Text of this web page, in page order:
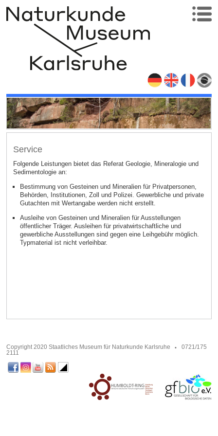
Service
Folgende Leistungen bietet das Referat Geologie, Mineralogie und
Sedimentologie an:
Bestimmung von Gesteinen und Mineralien für Privatpersonen,
Behörden, Institutionen, Zoll und Polizei. Gewerbliche und private
Gutachten mit Wertangabe werden nicht erstellt.
Ausleihe von Gesteinen und Mineralien für Ausstellungen
öffentlicher Träger. Ausleihen für privatwirtschaftliche und
gewerbliche Ausstellungen sind gegen eine Leihgebühr möglich.
Typmaterial ist nicht verleihbar.
Copyright 2020 Staatliches Museum für Naturkunde Karlsruhe
0721/175
2111